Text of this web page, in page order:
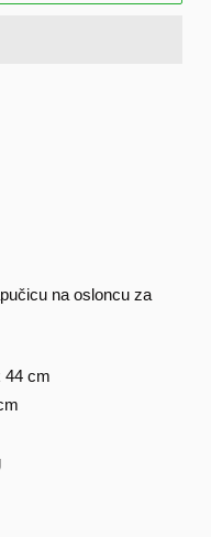
na osloncu za
44 cm